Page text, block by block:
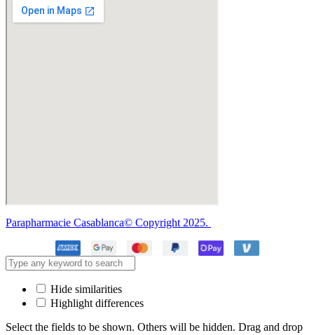
Parapharmacie Casablanca© Copyright 2025.
Hide similarities
Highlight differences
Select the fields to be shown. Others will be hidden. Drag and drop